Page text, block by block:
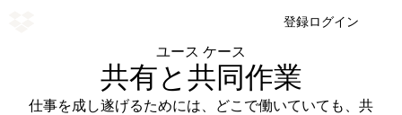
登録ログイン
ユース ケース
共有と共同作業
仕事を成し遂げるためには、どこで働いていても、共